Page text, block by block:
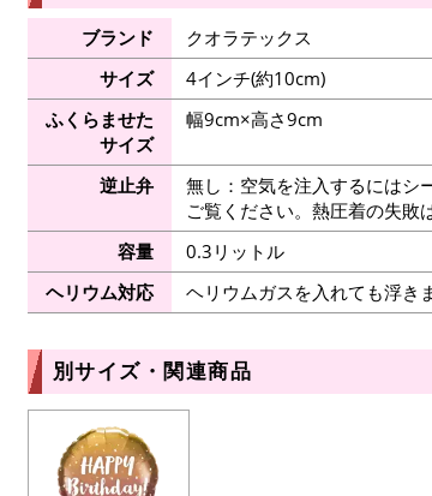
ブランド
クオラテックス
サイズ
4インチ(約10cm)
ふくらませた
サイズ
幅9cm×高さ9cm
逆止弁 無し：空気を注入するにはシ
ご覧ください。熱圧着の失敗
容量
0.3リットル
ヘリウム対応
ヘリウムガスを入れても浮き
別サイズ・関連商品